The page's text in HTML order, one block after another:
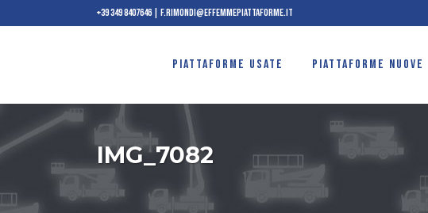
+39 349 8407646| f.rimondi@effemmepiattaforme.it
PIATTAFORME USATE PIATTAFORME NUOVE
IMG_7082